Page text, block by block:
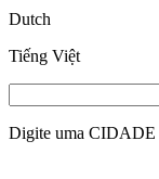
Dutch
Tiếng Việt
Digite uma CIDADE